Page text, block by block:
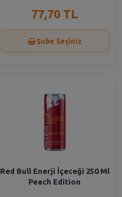
77,70 TL
Şube Seçiniz
Red Bull Enerji İçeceği 250 Ml
Peach Edition